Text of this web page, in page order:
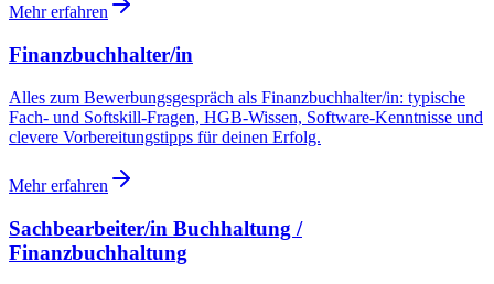
Mehr erfahren
Finanzbuchhalter/in
Alles zum Bewerbungsgespräch als Finanzbuchhalter/in: typische
Fach- und Softskill-Fragen, HGB-Wissen, Software-Kenntnisse und
clevere Vorbereitungstipps für deinen Erfolg.
Mehr erfahren
Sachbearbeiter/in Buchhaltung /
Finanzbuchhaltung